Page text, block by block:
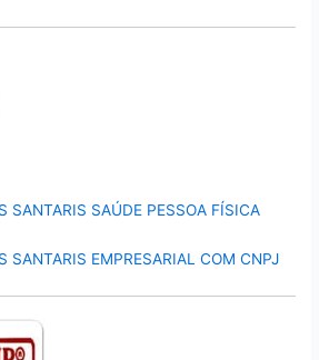
SANTARIS SAÚDE PESSOA FÍSICA
SANTARIS EMPRESARIAL COM CNPJ